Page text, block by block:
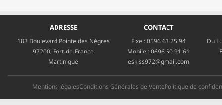
ADRESSE
183 Boulevard Pointe des Nègres
97200, Fort-de-France
Martinique
CONTACT
Fixe :0596 63 25 94
Mobile :0696 50 91 61
eskiss972@gmail.com
Du
Mentions légalesConditions Générales de VentePolitique de